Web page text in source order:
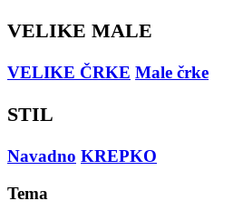
VELIKE MALE
VELIKE ČRKE Male črke
STIL
Navadno KREPKO
Tema